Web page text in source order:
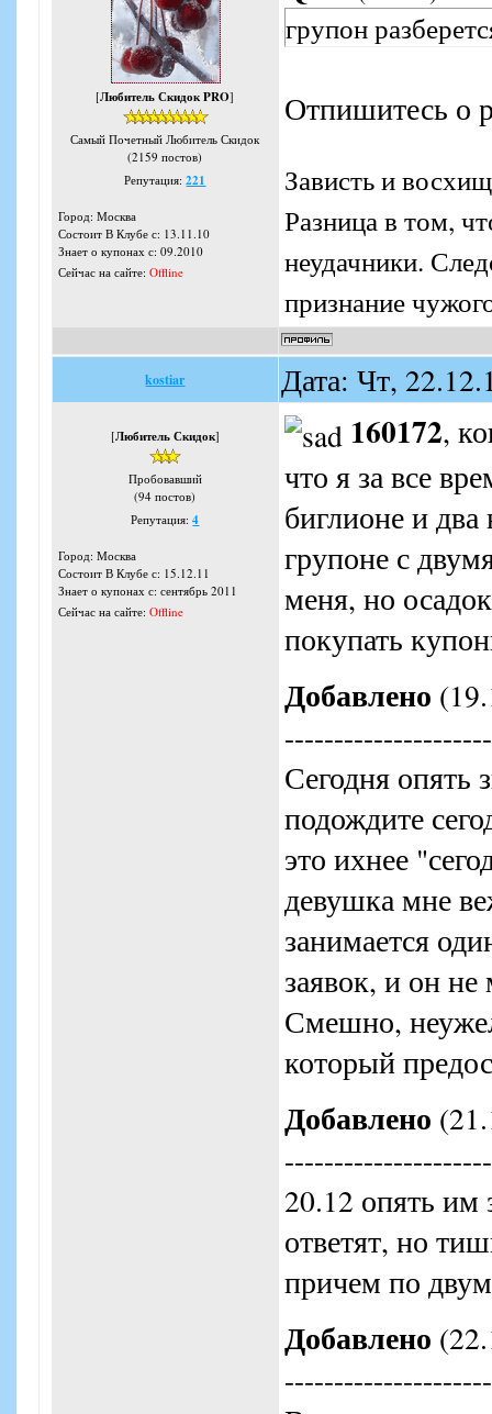
[Любитель Скидок PRO]
Самый Почетный Любитель Скидок
(2159 постов)
Репутация:221
Город: Москва
Состоит В Клубе с: 13.11.10
Знает о купонах с: 09.2010
Сейчас на сайте: Offline
групон
Отпишитесь о
Зависть и
Разница в том,
неудачники.
признание
kostiar Дата: Чт,
[Любитель Скидок]
Пробовавший
(94 постов)
Репутация:4
Город: Москва
Состоит В Клубе с: 15.12.11
Знает о купонах с: сентябрь 2011
Сейчас на сайте: Offline
160172,
что я за все
биглионе и два
групоне с
меня, но
покупать
Добавлено
Сегодня опять
подождите
это ихнее
девушка мне
занимается
заявок, и он
Смешно,
который
Добавлено
20.12 опять им
ответят, но
причем по
Добавлено